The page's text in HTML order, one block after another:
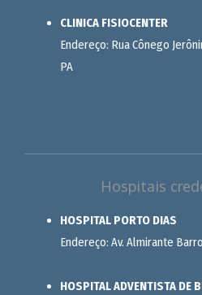
CLINICA FISIOCENTER
Endereço: Rua Cônego
PA
Hospitais
HOSPITAL PORTO DIAS
Endereço: Av. Almirante
HOSPITAL ADVENTISTA DE